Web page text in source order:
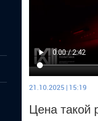
21.10.2025 | 15:19
Цена такой